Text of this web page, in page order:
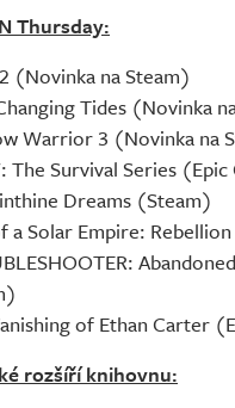
Thursday:
(Novinka na Steam)
Tides (Novinka
Warrior 3 (Novinka na
The Survival Series
Dreams (Steam)
a Solar Empire:
of Ethan Carter
rozšíří knihovnu: